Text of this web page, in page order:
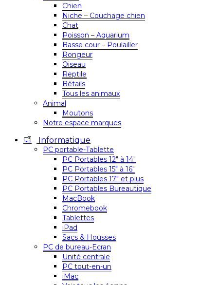
Chien
Niche – Couchage chien
Chat
Poisson – Aquarium
Basse cour – Poulailler
Rongeur
Oiseau
Reptile
Bétails
Tous les animaux
Animal
Moutons
Notre espace marques
Informatique
PC portable-Tablette
PC Portables 12″ à 14″
PC Portables 15″ à 16″
PC Portables 17″ et plus
PC Portables Bureautique
MacBook
Chromebook
Tablettes
iPad
Sacs & Housses
PC de bureau-Ecran
Unité centrale
PC tout-en-un
iMac